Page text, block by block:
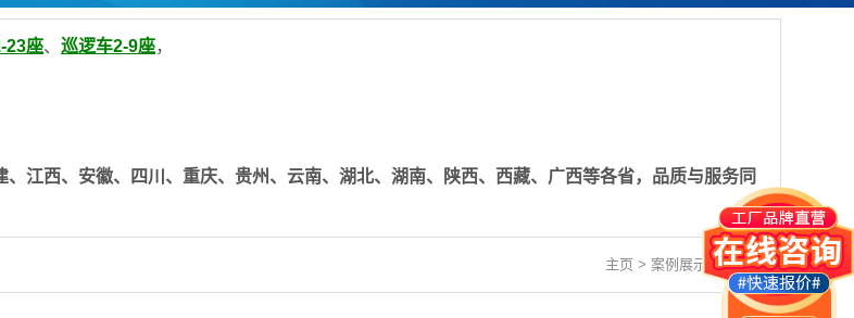
23座、 巡逻车2-9座，
江西、安徽、四川、重庆、贵州、云南、湖北、湖南、陕西、西藏、广西等各省，品质与服务同
主页 > 案例展示 >西南地区